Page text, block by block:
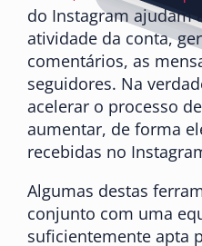
do Instagram ajudam
atividade da conta,
comentários, as
seguidores. Na
acelerar o processo
aumentar, de forma
recebidas no
Algumas destas
conjunto com uma
suficientemente apta